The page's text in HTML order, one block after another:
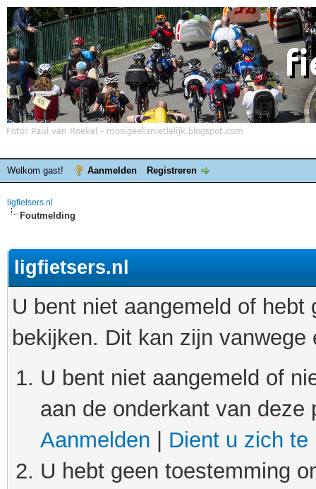
Welkom gast! Aanmelden Registreren
ligfietsers.nl
Foutmelding
ligfietsers.nl
U bent niet aangemeld of
bekijken. Dit kan zijn
U bent niet aangemeld of
aan de onderkant van
Aanmelden
Dient u zich te
U hebt geen toestemming